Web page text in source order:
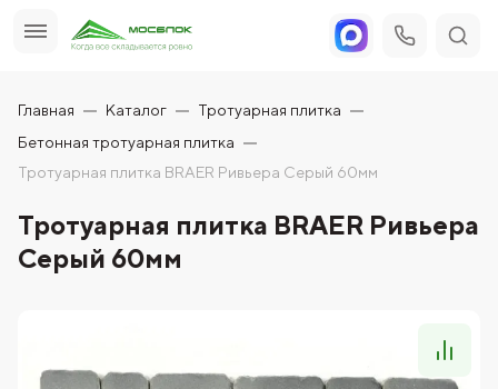
Главная Каталог
Тротуарная плитка
Бетонная тротуарная плитка
Тротуарная плитка BRAER Ривьера Серый 60мм
Тротуарная плитка BRAER Ривьера
Серый 60мм